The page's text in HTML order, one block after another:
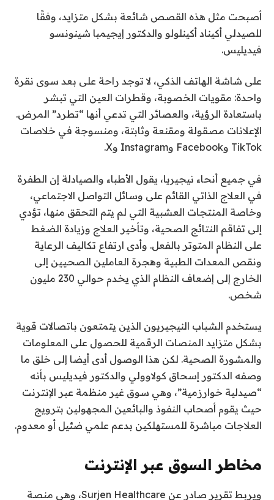
أصبحت مثل هذه القصص شائعة بشكل متزايد، وفقًا
للصيدلي أكيناد أكينلولو والدكتور إيجيمبا شينونسو
فيديليس.
على شاشة الهاتف الذكي، لا توجد راحة على بعد سوى نقرة
واحدة: مقويات الخصوبة، وقطرات العين التي تبشر
باستعادة الرؤية، والعصائر التي تدعي أنها “تطرد” المرض.
الإعلانات مصقولة ومقنعة وثابتة، ومنسوجة في خلاصات
TikTok وFacebook وInstagram وX.
في جميع أنحاء نيجيريا، يقول الأطباء والصيادلة إن الطفرة
في العلاج الذاتي القائم على وسائل التواصل الاجتماعي،
وخاصة المنتجات العشبية التي لم يتم التحقق منها، تؤدي
إلى تفاقم النتائج الصحية، وتأخير العلاج وزيادة الضغط
على النظام المتوتر بالفعل. وأدى ارتفاع تكاليف الرعاية
ونقص المعدات الطبية وهجرة العاملين الصحيين إلى
الخارج إلى إضعاف النظام الذي يخدم حوالي 230 مليون
شخص.
يستخدم الشباب النيجيريون الذين يتمتعون باتصالات قوية
بشكل متزايد المنصات الرقمية للحصول على المعلومات
والمشورة الصحية. لكن هذا الوصول أدى أيضا إلى خلق ما
وصفه الدكتور إسحاق كولاوولي والدكتور فيديليس بأنه
“صيدلية خوارزمية”، وهي سوق غير منظمة عبر الإنترنت
حيث يقوم أصحاب النفوذ والبائعين المجهولين بترويج
العلاجات مباشرة للمستهلكين بدعم علمي ضئيل أو معدوم.
مخاطر السوق عبر الإنترنت
ويربط تقرير صادر عن Surjen Healthcare، وهي منصة